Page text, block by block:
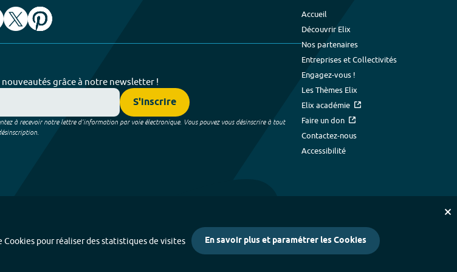
grâce à notre newsletter !
S'inscrire
à recevoir notre lettre d’information par voie électronique. Vous pouvez vous désinscrire à tout
Accueil
Découvrir Elix
Nos partenaires
Entreprises et Collectivités
Engagez-vous !
Les Thèmes Elix
Elix académie
Faire un don
Contactez-nous
Accessibilité
pour réaliser des statistiques de visites En savoir plus et paramétrer les Cookies